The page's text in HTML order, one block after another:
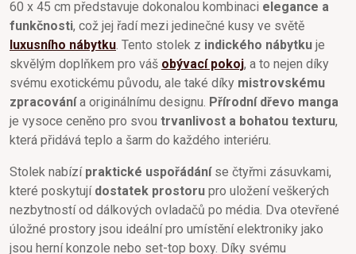
60 x 45 cm představuje dokonalou kombinaci elegance a
funkčnosti, což jej řadí mezi jedinečné kusy ve světě
luxusního nábytku . Tento stolek z indického nábytku je
skvělým doplňkem pro váš obývací pokoj, a to nejen díky
svému exotickému původu, ale také díky mistrovskému
zpracovánía originálnímu designu. Přírodní dřevo manga
je vysoce ceněno pro svou trvanlivost a bohatou texturu,
která přidává teplo a šarm do každého interiéru.
Stolek nabízí praktické uspořádáníse čtyřmi zásuvkami,
které poskytují dostatek prostoru pro uložení veškerých
nezbytností od dálkových ovladačů po média. Dva otevřené
úložné prostory jsou ideální pro umístění elektroniky jako
jsou herní konzole nebo set-top boxy. Díky svému